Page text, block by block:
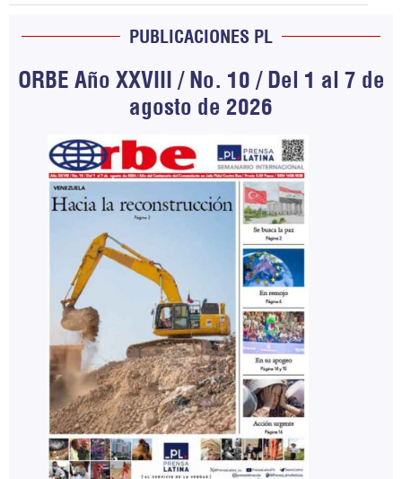
PUBLICACIONES PL
ORBE Año XXVIII / No. 10 / Del 1 al 7 de
agosto de 2026